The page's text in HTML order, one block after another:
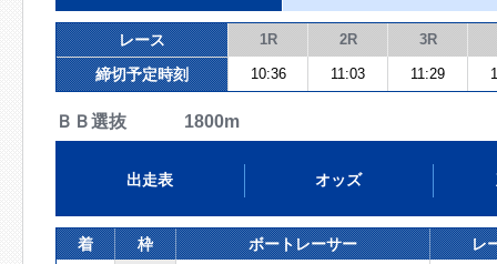
レース 1R 2R 3R
締切予定時刻 10:36 11:03 11:29
ＢＢ選抜 1800m
出走表 オッズ
着 枠 ボートレーサー レ